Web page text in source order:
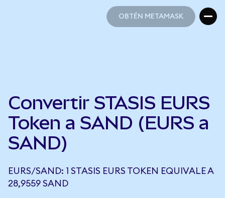
OBTÉN METAMASK
Convertir STASIS EURS
Token a SAND (EURS a
SAND)
EURS/SAND: 1 STASIS EURS TOKEN EQUIVALE A
28,9559 SAND